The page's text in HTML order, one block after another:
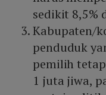
sedikit 8,5%
Kabupaten/
penduduk
pemilih
1 juta jiwa,